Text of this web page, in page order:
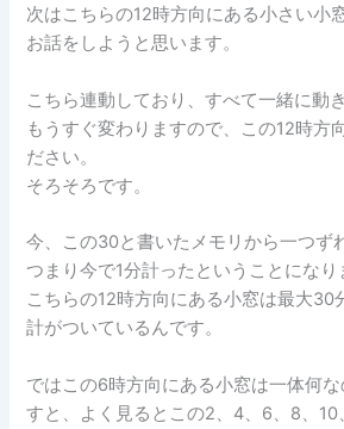
次はこちらの12時方向にある小さい小
お話をしようと思います。
こちら連動しており、すべて一緒に動き
もうすぐ変わりますので、この12時方
ださい。
そろそろです。
今、この30と書いたメモリから一つず
つまり今で1分計ったということになり
こちらの12時方向にある小窓は最大30
計がついているんです。
ではこの6時方向にある小窓は一体何
すと、よく見るとこの2、4、6、8、10